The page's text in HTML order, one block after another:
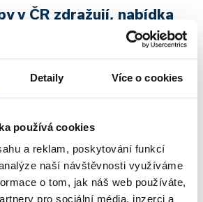
Detaily Více o cookies
používá cookies
a reklam, poskytování funkcí
naší návštěvnosti využíváme
o tom, jak náš web používáte,
pro sociální média, inzerci a
v ČR zdražují, nabídka
04.08.2026